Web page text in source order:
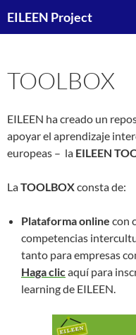
EILEEN Project
TOOLBOX
EILEEN ha creado un
apoyar el aprendizaje
europeas – la EILEEN
LaTOOLBOXconsta de:
Plataforma online con
competencias
tanto para empresas
Haga clicaquí para
learning de EILEEN.